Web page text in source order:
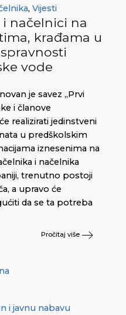
, Vijesti
načelnici na
krađama u
vode
je savez „Prvi
i članove
realizirati jedinstveni
u predškolskim
iznesenima na
i načelnika
trenutno postoji
a upravo će
da se ta potreba
Pročitaj više
i javnu nabavu